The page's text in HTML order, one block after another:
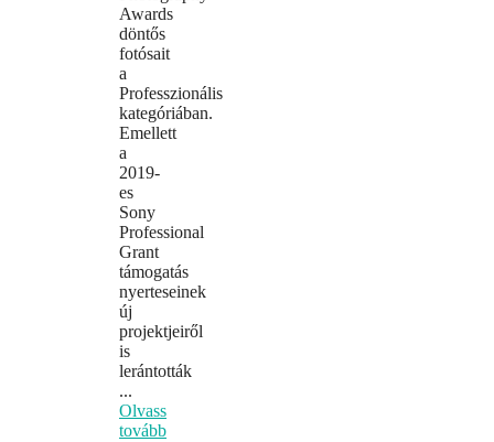
Awards
döntős
fotósait
a
Professzionális
kategóriában.
Emellett
a
2019-
es
Sony
Professional
Grant
támogatás
nyerteseinek
új
projektjeiről
is
lerántották
...
Olvass
tovább